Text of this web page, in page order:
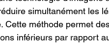
simultanément les
Cette méthode permet
inférieurs par rapport